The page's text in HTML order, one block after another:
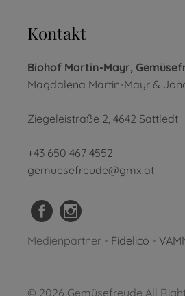
Kontakt
Biohof Martin-Mayr,
Magdalena Martin-Mayr &
Ziegeleistraße 2, 4642 Sattledt
+43 650 467 4552
gemuesefreude@gmx.at
Medienpartner - Fidelico -
© 2026 Gemüsefreude All